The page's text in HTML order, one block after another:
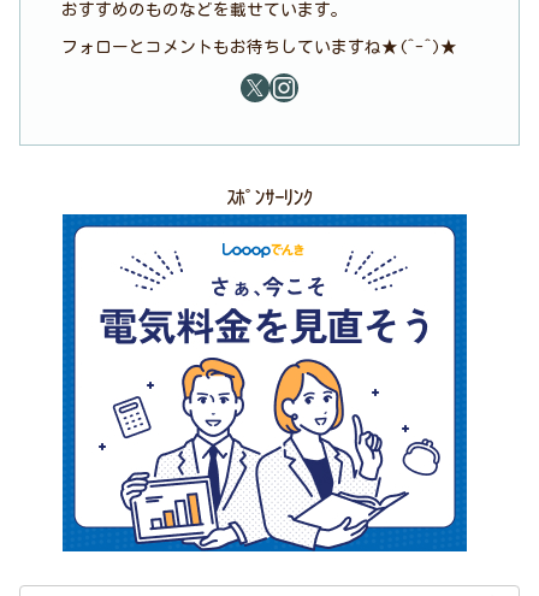
おすすめのものなどを載せています。
フォローとコメントもお待ちしていますね★(^-^)★
ｽﾎﾟﾝｻｰﾘﾝｸ